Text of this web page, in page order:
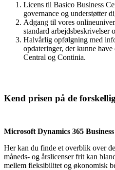
Licens til Basico Business
governance og understøtter
Adgang til vores
standard arbejdsbeskrivelser
Halvårlig opfølgning med
opdateringer, der kunne
Central og Continia.
Kend prisen på de
Microsoft Dynamics 365
Her kan du finde et overblik over
måneds- og årslicenser frit kan
mellem fleksibilitet og økonomisk